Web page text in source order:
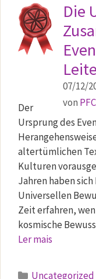
Die
07/12/
von PFC
Der
Ursprung des
altertümlichen
Kulturen
Jahren haben
Universellen
Zeit erfahren,
kosmische
Ler mais
Kategorien
Uncategorized